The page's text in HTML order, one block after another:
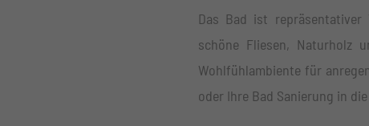
Das Bad ist repräsentativer
schöne Fliesen, Naturholz
Wohlfühlambiente für
oder Ihre Bad Sanierung in